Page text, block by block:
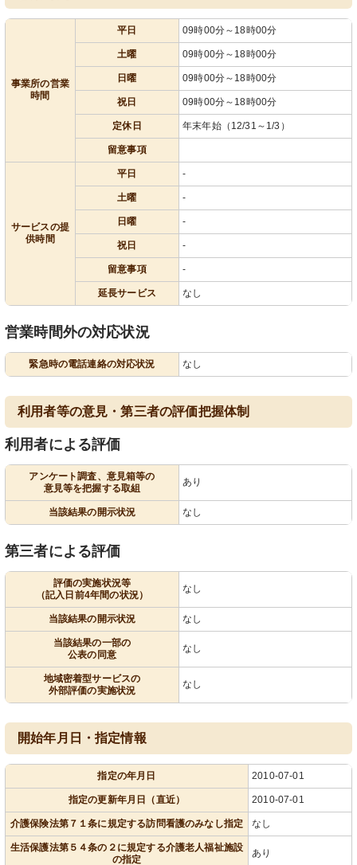
事業所の営業
時間
平日 09時00分～18時00分
土曜 09時00分～18時00分
日曜 09時00分～18時00分
祝日 09時00分～18時00分
定休日 年末年始（12/31～1/3）
留意事項
サービスの提
供時間
平日 -
土曜 -
日曜 -
祝日 -
留意事項 -
延長サービス なし
営業時間外の対応状況
緊急時の電話連絡の対応状況 なし
利用者等の意見・第三者の評価把握体制
利用者による評価
アンケート調査、意見箱等の
意見等を把握する取組
あり
当該結果の開示状況 なし
第三者による評価
評価の実施状況等
（記入日前4年間の状況）
なし
当該結果の開示状況 なし
当該結果の一部の
公表の同意
なし
地域密着型サービスの
外部評価の実施状況
なし
開始年月日・指定情報
指定の年月日 2010-07-01
指定の更新年月日（直近） 2010-07-01
介護保険法第７１条に規定する訪問看護のみなし指定 なし
生活保護法第５４条の２に規定する介護老人福祉施設
の指定
あり